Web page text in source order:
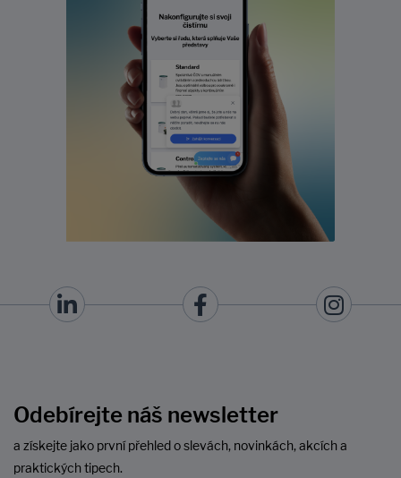
Odebírejte náš newsletter
a získejte jako první přehled o slevách, novinkách, akcích a
praktických tipech.